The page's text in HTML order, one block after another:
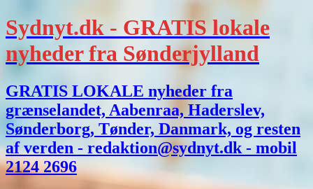
Sydnyt.dk - GRATIS lokale
nyheder fra Sønderjylland
GRATIS LOKALE nyheder fra
grænselandet, Aabenraa, Haderslev,
Sønderborg, Tønder, Danmark, og resten
af verden - redaktion@sydnyt.dk - mobil
2124 2696